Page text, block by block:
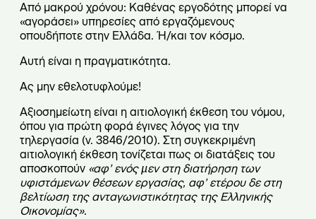
Από μακρού χρόνου: Καθένας εργοδότης μπορεί να
«αγοράσει» υπηρεσίες από εργαζόμενους
οπουδήποτε στην Ελλάδα. Ή/και τον κόσμο.
Αυτή είναι η πραγματικότητα.
Ας μην εθελοτυφλούμε!
Αξιοσημείωτη είναι η αιτιολογική έκθεση του νόμου,
όπου για πρώτη φορά έγινες λόγος για την
τηλεργασία (ν. 3846/2010). Στη συγκεκριμένη
αιτιολογική έκθεση τονίζεται πως οι διατάξεις του
αποσκοπούν «αφ’ ενός µεν στη διατήρηση των
υφιστάμενων θέσεων εργασίας, αφ’ ετέρου δε στη
βελτίωση της ανταγωνιστικότητας της Ελληνικής
Οικονομίας».